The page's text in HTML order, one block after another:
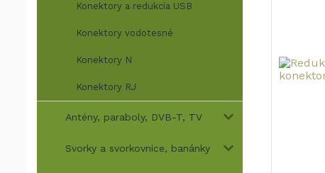
Konektory a redukcia USB
Konektory vodotesné
Konektory N
Konektory RJ
Antény, paraboly, DVB-T, TV
Svorky a svorkovnice, banánky